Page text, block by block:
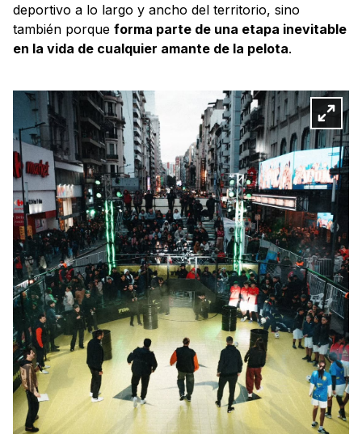
deportivo a lo largo y ancho del territorio, sino
también porque forma parte de una etapa inevitable
en la vida de cualquier amante de la pelota.